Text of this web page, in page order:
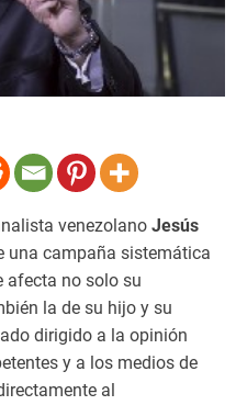
venezolano Jesús
una campaña sistemática
afecta no solo su
la de su hijo y su
dirigido a la opinión
y a los medios de
al